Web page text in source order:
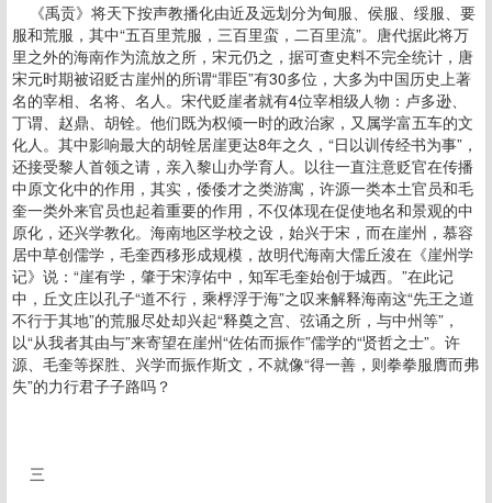
《禹贡》将天下按声教播化由近及远划分为甸服、侯服、绥服、要
服和荒服，其中“五百里荒服，三百里蛮，二百里流”。唐代据此将万
里之外的海南作为流放之所，宋元仍之，据可查史料不完全统计，唐
宋元时期被诏贬古崖州的所谓“罪臣”有30多位，大多为中国历史上著
名的宰相、名将、名人。宋代贬崖者就有4位宰相级人物：卢多逊、
丁谓、赵鼎、胡铨。他们既为权倾一时的政治家，又属学富五车的文
化人。其中影响最大的胡铨居崖更达8年之久，“日以训传经书为事”，
还接受黎人首领之请，亲入黎山办学育人。以往一直注意贬官在传播
中原文化中的作用，其实，倭倭才之类游寓，许源一类本土官员和毛
奎一类外来官员也起着重要的作用，不仅体现在促使地名和景观的中
原化，还兴学教化。海南地区学校之设，始兴于宋，而在崖州，慕容
居中草创儒学，毛奎西移形成规模，故明代海南大儒丘浚在《崖州学
记》说：“崖有学，肇于宋淳佑中，知军毛奎始创于城西。”在此记
中，丘文庄以孔子“道不行，乘桴浮于海”之叹来解释海南这“先王之道
不行于其地”的荒服尽处却兴起“释奠之宫、弦诵之所，与中州等”，
以“从我者其由与”来寄望在崖州“佐佑而振作”儒学的“贤哲之士”。许
源、毛奎等探胜、兴学而振作斯文，不就像“得一善，则拳拳服膺而弗
失”的力行君子子路吗？
三